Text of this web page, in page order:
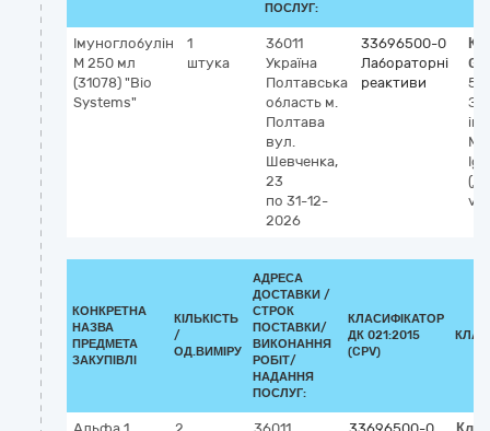
ПОСЛУГ:
Імуноглобулін
М 250 мл
(31078) "Віо
Systems"
1
штука
36011
Україна
Полтавська
область м.
Полтава
вул.
Шевченка,
23
по 31-12-
2026
33696500-0
Лабораторні
реактиви
М
КОНКРЕТНА
НАЗВА
ПРЕДМЕТА
ЗАКУПІВЛІ
КІЛЬКІСТЬ
/
ОД.ВИМІРУ
АДРЕСА
ДОСТАВКИ /
СТРОК
ПОСТАВКИ/
ВИКОНАННЯ
РОБІТ/
НАДАННЯ
ПОСЛУГ:
КЛАСИФІКАТОР
ДК 021:2015
(CPV)